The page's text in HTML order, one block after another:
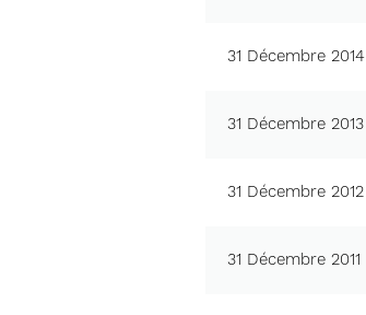
31 Décembre 2014
31 Décembre 2013
31 Décembre 2012
31 Décembre 2011